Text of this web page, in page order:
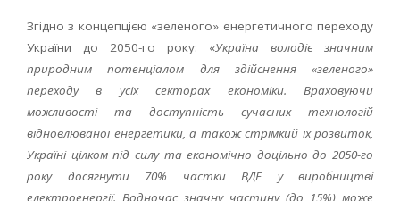
Згідно з концепцією «зеленого» енергетичного переходу
України до 2050-го року: «Україна володіє значним
природним потенціалом для здійснення «зеленого»
переходу в усіх секторах економіки. Враховуючи
можливості та доступність сучасних технологій
відновлюваної енергетики, а також стрімкий їх розвиток,
Україні цілком під силу та економічно доцільно до 2050-го
року досягнути 70% частки ВДЕ у виробництві
електроенергії. Водночас значну частину (до 15%) може